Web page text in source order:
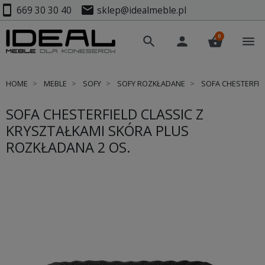
smartphone 669 30 30 40 mail sklep@idealmeble.pl
search person shopping_basket
0 menu
HOME MEBLE SOFY SOFY ROZKŁADANE SOFA
SOFA CHESTERFIELD CLASSIC Z
KRYSZTAŁKAMI SKÓRA PLUS
ROZKŁADANA 2 OS.